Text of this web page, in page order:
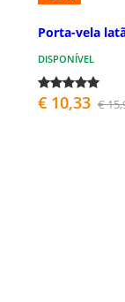
Porta-vela
DISPONÍVEL
€ 10,33 €